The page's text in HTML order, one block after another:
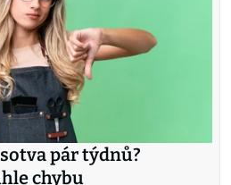
pár týdnů?
chybu